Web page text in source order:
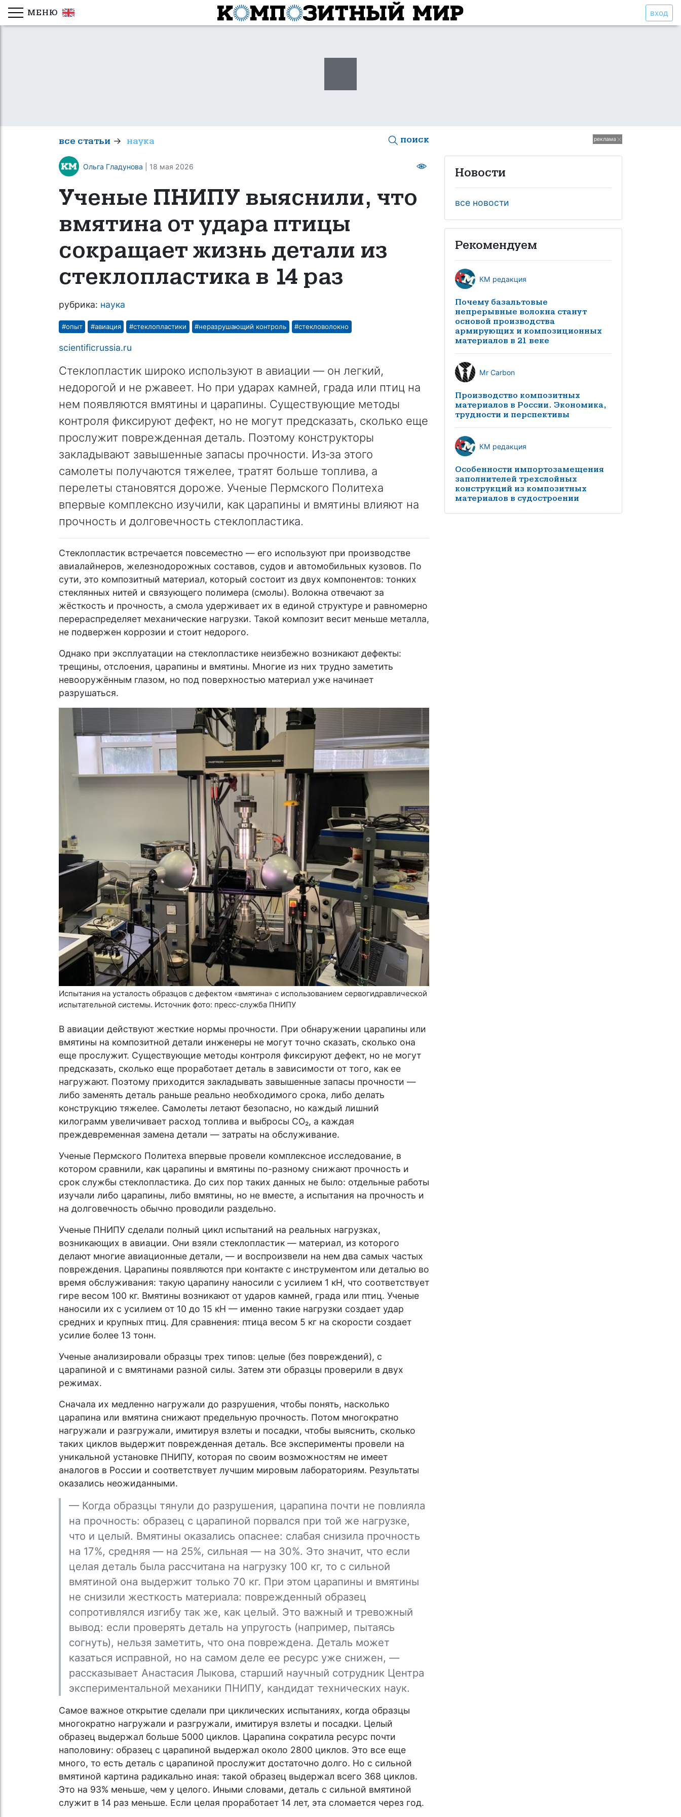
МЕНЮ вход
все статьи → наука поиск
Ольга Гладунова | 18 мая 2026
Ученые ПНИПУ выяснили, что
вмятина от удара птицы
сокращает жизнь детали из
стеклопластика в 14 раз
рубрика: наука
#опыт #авиация #стеклопластики #неразрушающий контроль #стекловолокно
scientificrussia.ru
Стеклопластик широко используют в авиации — он легкий,
недорогой и не ржавеет. Но при ударах камней, града или птиц на
нем появляются вмятины и царапины. Существующие методы
контроля фиксируют дефект, но не могут предсказать, сколько еще
прослужит поврежденная деталь. Поэтому конструкторы
закладывают завышенные запасы прочности. Из‑за этого
самолеты получаются тяжелее, тратят больше топлива, а
перелеты становятся дороже. Ученые Пермского Политеха
впервые комплексно изучили, как царапины и вмятины влияют на
прочность и долговечность стеклопластика.
Стеклопластик встречается повсеместно — его используют при производстве
авиалайнеров, железнодорожных составов, судов и автомобильных кузовов. По
сути, это композитный материал, который состоит из двух компонентов: тонких
стеклянных нитей и связующего полимера (смолы). Волокна отвечают за
жёсткость и прочность, а смола удерживает их в единой структуре и равномерно
перераспределяет механические нагрузки. Такой композит весит меньше металла,
не подвержен коррозии и стоит недорого.
Однако при эксплуатации на стеклопластике неизбежно возникают дефекты:
трещины, отслоения, царапины и вмятины. Многие из них трудно заметить
невооружённым глазом, но под поверхностью материал уже начинает
разрушаться.
Испытания на усталость образцов с дефектом «вмятина» с использованием сервогидравлической
испытательной системы. Источник фото: пресс-служба ПНИПУ
В авиации действуют жесткие нормы прочности. При обнаружении царапины или
вмятины на композитной детали инженеры не могут точно сказать, сколько она
еще прослужит. Существующие методы контроля фиксируют дефект, но не могут
предсказать, сколько еще проработает деталь в зависимости от того, как ее
нагружают. Поэтому приходится закладывать завышенные запасы прочности —
либо заменять деталь раньше реально необходимого срока, либо делать
конструкцию тяжелее. Самолеты летают безопасно, но каждый лишний
килограмм увеличивает расход топлива и выбросы CO₂, а каждая
преждевременная замена детали — затраты на обслуживание.
Ученые Пермского Политеха впервые провели комплексное исследование, в
котором сравнили, как царапины и вмятины по-разному снижают прочность и
срок службы стеклопластика. До сих пор таких данных не было: отдельные работы
изучали либо царапины, либо вмятины, но не вместе, а испытания на прочность и
на долговечность обычно проводили раздельно.
Ученые ПНИПУ сделали полный цикл испытаний на реальных нагрузках,
возникающих в авиации. Они взяли стеклопластик — материал, из которого
делают многие авиационные детали, — и воспроизвели на нем два самых частых
повреждения. Царапины появляются при контакте с инструментом или деталью во
время обслуживания: такую царапину наносили с усилием 1 кН, что соответствует
гире весом 100 кг. Вмятины возникают от ударов камней, града или птиц. Ученые
наносили их с усилием от 10 до 15 кН — именно такие нагрузки создает удар
средних и крупных птиц. Для сравнения: птица весом 5 кг на скорости создает
усилие более 13 тонн.
Ученые анализировали образцы трех типов: целые (без повреждений), с
царапиной и с вмятинами разной силы. Затем эти образцы проверили в двух
режимах.
Сначала их медленно нагружали до разрушения, чтобы понять, насколько
царапина или вмятина снижают предельную прочность. Потом многократно
нагружали и разгружали, имитируя взлеты и посадки, чтобы выяснить, сколько
таких циклов выдержит поврежденная деталь. Все эксперименты провели на
уникальной установке ПНИПУ, которая по своим возможностям не имеет
аналогов в России и соответствует лучшим мировым лабораториям. Результаты
оказались неожиданными.
— Когда образцы тянули до разрушения, царапина почти не повлияла
на прочность: образец с царапиной порвался при той же нагрузке,
что и целый. Вмятины оказались опаснее: слабая снизила прочность
на 17%, средняя — на 25%, сильная — на 30%. Это значит, что если
целая деталь была рассчитана на нагрузку 100 кг, то с сильной
вмятиной она выдержит только 70 кг. При этом царапины и вмятины
не снизили жесткость материала: поврежденный образец
сопротивлялся изгибу так же, как целый. Это важный и тревожный
вывод: если проверять деталь на упругость (например, пытаясь
согнуть), нельзя заметить, что она повреждена. Деталь может
казаться исправной, но на самом деле ее ресурс уже снижен, —
рассказывает Анастасия Лыкова, старший научный сотрудник Центра
экспериментальной механики ПНИПУ, кандидат технических наук.
Самое важное открытие сделали при циклических испытаниях, когда образцы
многократно нагружали и разгружали, имитируя взлеты и посадки. Целый
образец выдержал больше 5000 циклов. Царапина сократила ресурс почти
наполовину: образец с царапиной выдержал около 2800 циклов. Это все еще
много, то есть деталь с царапиной прослужит достаточно долго. Но с сильной
вмятиной картина радикально иная: такой образец выдержал всего 368 циклов.
Это на 93% меньше, чем у целого. Иными словами, деталь с сильной вмятиной
служит в 14 раз меньше. Если целая проработает 14 лет, эта сломается через год.
реклама
Новости
все новости
Рекомендуем
КМ редакция
Почему базальтовые
непрерывные волокна станут
основой производства
армирующих и композиционных
материалов в 21 веке
Mr Carbon
Производство композитных
материалов в России. Экономика,
трудности и перспективы
КМ редакция
Особенности импортозамещения
заполнителей трехслойных
конструкций из композитных
материалов в судостроении